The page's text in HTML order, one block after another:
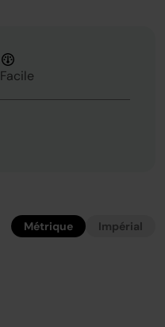
Facile
Métrique Impérial